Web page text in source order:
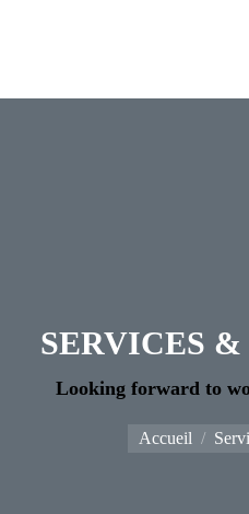
SERVICES &
Looking forward to
Vous êtes ici
Accueil